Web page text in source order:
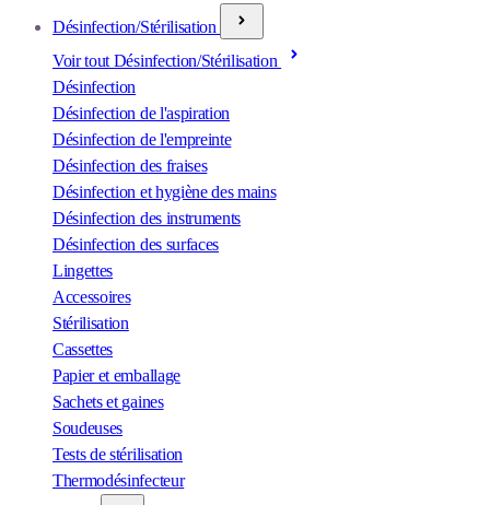
Désinfection/Stérilisation
Voir tout Désinfection/Stérilisation
Désinfection
Désinfection de l'aspiration
Désinfection de l'empreinte
Désinfection des fraises
Désinfection et hygiène des mains
Désinfection des instruments
Désinfection des surfaces
Lingettes
Accessoires
Stérilisation
Cassettes
Papier et emballage
Sachets et gaines
Soudeuses
Tests de stérilisation
Thermodésinfecteur